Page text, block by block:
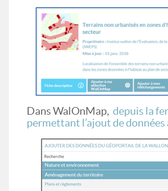
Dans WalOnMap, depuis la
permettant l’ajout de